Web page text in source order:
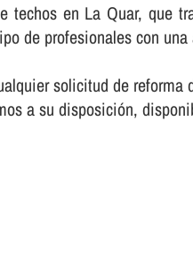
techos en La Quar, que
de profesionales con
solicitud de
a su disposición,